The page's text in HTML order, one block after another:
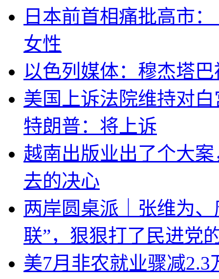
日本前首相痛批高市
女性
以色列媒体：穆杰塔
美国上诉法院维持对
特朗普：将上诉
越南出版业出了个大
去的决心
两岸圆桌派｜张维为
联”，狠狠打了民进党
美7月非农就业骤减